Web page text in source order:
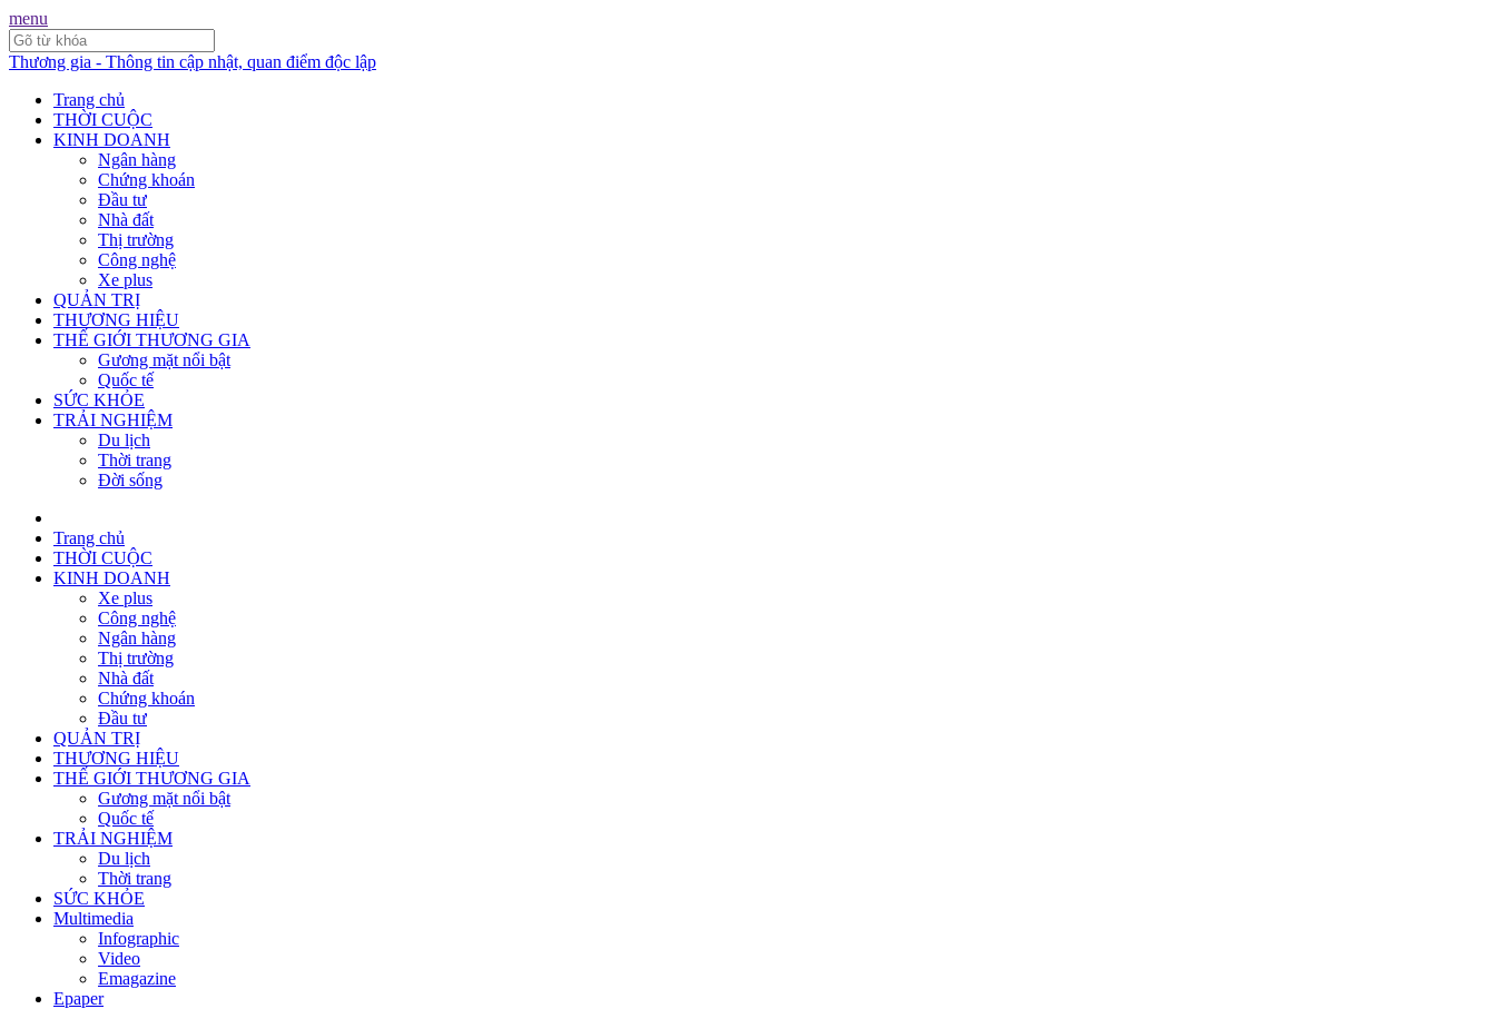
menu
Thương gia - Thông tin cập nhật, quan điểm độc lập
Trang chủ
THỜI CUỘC
KINH DOANH
Ngân hàng
Chứng khoán
Đầu tư
Nhà đất
Thị trường
Công nghệ
Xe plus
QUẢN TRỊ
THƯƠNG HIỆU
THẾ GIỚI THƯƠNG GIA
Gương mặt nổi bật
Quốc tế
SỨC KHỎE
TRẢI NGHIỆM
Du lịch
Thời trang
Đời sống
Trang chủ
THỜI CUỘC
KINH DOANH
Xe plus
Công nghệ
Ngân hàng
Thị trường
Nhà đất
Chứng khoán
Đầu tư
QUẢN TRỊ
THƯƠNG HIỆU
THẾ GIỚI THƯƠNG GIA
Gương mặt nổi bật
Quốc tế
TRẢI NGHIỆM
Du lịch
Thời trang
SỨC KHỎE
Multimedia
Infographic
Video
Emagazine
Epaper